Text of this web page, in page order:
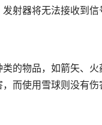
射器将无法接收到信
的物品，如箭矢、
而使用雪球则没有伤